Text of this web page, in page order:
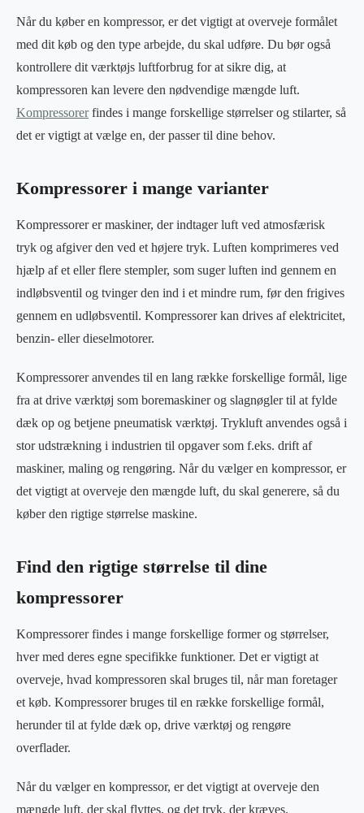
Når du køber en kompressor, er det vigtigt at overveje formålet
med dit køb og den type arbejde, du skal udføre. Du bør også
kontrollere dit værktøjs luftforbrug for at sikre dig, at
kompressoren kan levere den nødvendige mængde luft.
Kompressorerfindes i mange forskellige størrelser og stilarter, så
det er vigtigt at vælge en, der passer til dine behov.
Kompressorer i mange varianter
Kompressorer er maskiner, der indtager luft ved atmosfærisk
tryk og afgiver den ved et højere tryk. Luften komprimeres ved
hjælp af et eller flere stempler, som suger luften ind gennem en
indløbsventil og tvinger den ind i et mindre rum, før den frigives
gennem en udløbsventil. Kompressorer kan drives af elektricitet,
benzin- eller dieselmotorer.
Kompressorer anvendes til en lang række forskellige formål, lige
fra at drive værktøj som boremaskiner og slagnøgler til at fylde
dæk op og betjene pneumatisk værktøj. Trykluft anvendes også i
stor udstrækning i industrien til opgaver som f.eks. drift af
maskiner, maling og rengøring. Når du vælger en kompressor, er
det vigtigt at overveje den mængde luft, du skal generere, så du
køber den rigtige størrelse maskine.
Find den rigtige størrelse til dine
kompressorer
Kompressorer findes i mange forskellige former og størrelser,
hver med deres egne specifikke funktioner. Det er vigtigt at
overveje, hvad kompressoren skal bruges til, når man foretager
et køb. Kompressorer bruges til en række forskellige formål,
herunder til at fylde dæk op, drive værktøj og rengøre
overflader.
Når du vælger en kompressor, er det vigtigt at overveje den
mængde luft, der skal flyttes, og det tryk, der kræves.